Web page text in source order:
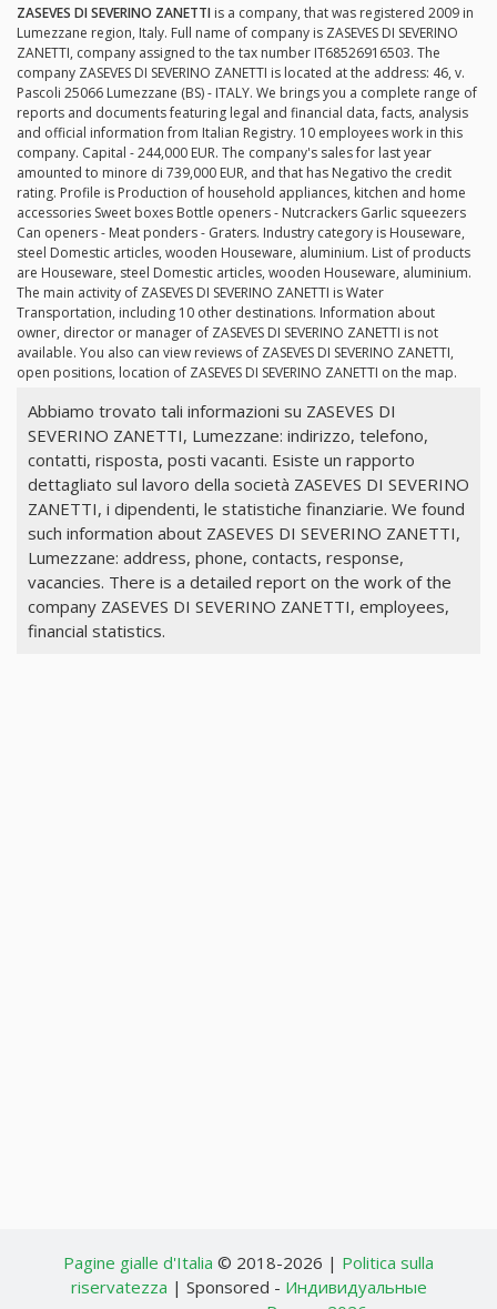
ZASEVES DI SEVERINO ZANETTI is a company, that was registered 2009 in
Lumezzane region, Italy. Full name of company is ZASEVES DI SEVERINO
ZANETTI, company assigned to the tax number IT68526916503. The
company ZASEVES DI SEVERINO ZANETTI is located at the address: 46, v.
Pascoli 25066 Lumezzane (BS) - ITALY. We brings you a complete range of
reports and documents featuring legal and financial data, facts, analysis
and official information from Italian Registry. 10 employees work in this
company. Capital - 244,000 EUR. The company's sales for last year
amounted to minore di 739,000 EUR, and that has Negativo the credit
rating. Profile is Production of household appliances, kitchen and home
accessories Sweet boxes Bottle openers - Nutcrackers Garlic squeezers
Can openers - Meat ponders - Graters. Industry category is Houseware,
steel Domestic articles, wooden Houseware, aluminium. List of products
are Houseware, steel Domestic articles, wooden Houseware, aluminium.
The main activity of ZASEVES DI SEVERINO ZANETTI is Water
Transportation, including 10 other destinations. Information about
owner, director or manager of ZASEVES DI SEVERINO ZANETTI is not
available. You also can view reviews of ZASEVES DI SEVERINO ZANETTI,
open positions, location of ZASEVES DI SEVERINO ZANETTI on the map.
Abbiamo trovato tali informazioni su ZASEVES DI
SEVERINO ZANETTI, Lumezzane: indirizzo, telefono,
contatti, risposta, posti vacanti. Esiste un rapporto
dettagliato sul lavoro della società ZASEVES DI SEVERINO
ZANETTI, i dipendenti, le statistiche finanziarie. We found
such information about ZASEVES DI SEVERINO ZANETTI,
Lumezzane: address, phone, contacts, response,
vacancies. There is a detailed report on the work of the
company ZASEVES DI SEVERINO ZANETTI, employees,
financial statistics.
Pagine gialle d'Italia © 2018-2026 | Politica sulla
riservatezza | Sponsored - Индивидуальные